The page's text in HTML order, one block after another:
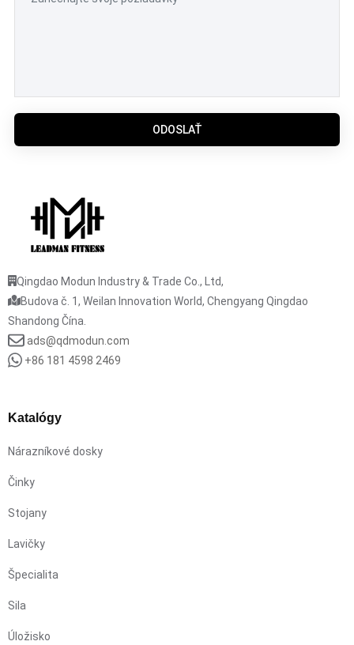
ODOSLAŤ
Qingdao Modun Industry & Trade Co., Ltd,
Budova č. 1, Weilan Innovation World, Chengyang Qingdao
Shandong Čína.
ads@qdmodun.com
+86 181 4598 2469
Katalógy
Nárazníkové dosky
Činky
Stojany
Lavičky
Špecialita
Sila
Úložisko